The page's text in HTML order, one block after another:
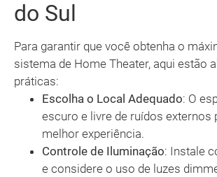
do Sul
Para garantir que você obtenha o
sistema de Home Theater, aqui estão
práticas:
Escolha o Local Adequado: O
escuro e livre de ruídos externos
melhor experiência.
Controle de Iluminação: Instale
e considere o uso de luzes